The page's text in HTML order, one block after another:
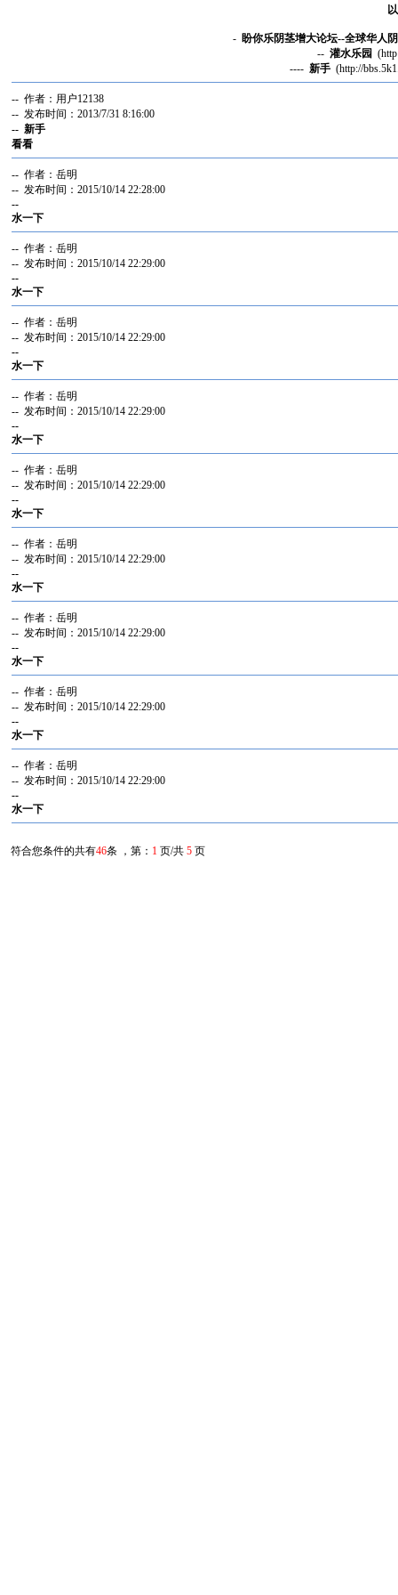
- 盼你乐阴茎增大论坛--全球华人
-- 灌水乐园
---- 新手 (http://
-- 作者：用户12138
-- 发布时间：2013/7/31 8:16:00
-- 新手
看看
-- 作者：岳明
-- 发布时间：2015/10/14 22:28:00
--
水一下
-- 作者：岳明
-- 发布时间：2015/10/14 22:29:00
--
水一下
-- 作者：岳明
-- 发布时间：2015/10/14 22:29:00
--
水一下
-- 作者：岳明
-- 发布时间：2015/10/14 22:29:00
--
水一下
-- 作者：岳明
-- 发布时间：2015/10/14 22:29:00
--
水一下
-- 作者：岳明
-- 发布时间：2015/10/14 22:29:00
--
水一下
-- 作者：岳明
-- 发布时间：2015/10/14 22:29:00
--
水一下
-- 作者：岳明
-- 发布时间：2015/10/14 22:29:00
--
水一下
-- 作者：岳明
-- 发布时间：2015/10/14 22:29:00
--
水一下
符合您条件的共有46条 ，第： 1 页/共 5 页